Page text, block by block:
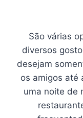
São várias
diversos
desejam
os amigos até
uma noite de